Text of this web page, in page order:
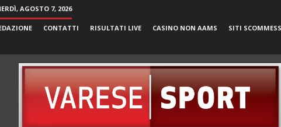
AGOSTO 7, 2026
CONTATTI RISULTATI LIVE CASINO NON AAMS SITI